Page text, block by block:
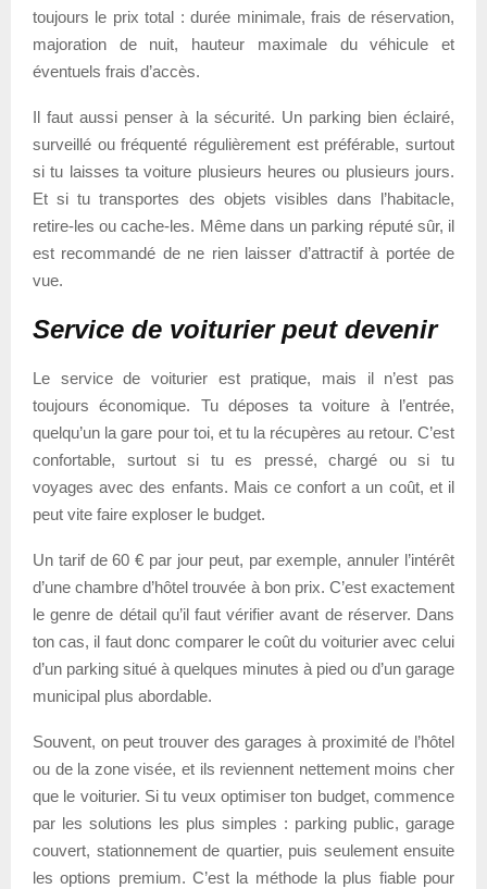
toujours le prix total : durée minimale, frais de réservation,
majoration de nuit, hauteur maximale du véhicule et
éventuels frais d’accès.
Il faut aussi penser à la sécurité. Un parking bien éclairé,
surveillé ou fréquenté régulièrement est préférable, surtout
si tu laisses ta voiture plusieurs heures ou plusieurs jours.
Et si tu transportes des objets visibles dans l’habitacle,
retire-les ou cache-les. Même dans un parking réputé sûr, il
est recommandé de ne rien laisser d’attractif à portée de
vue.
Service de voiturier peut devenir
Le service de voiturier est pratique, mais il n’est pas
toujours économique. Tu déposes ta voiture à l’entrée,
quelqu’un la gare pour toi, et tu la récupères au retour. C’est
confortable, surtout si tu es pressé, chargé ou si tu
voyages avec des enfants. Mais ce confort a un coût, et il
peut vite faire exploser le budget.
Un tarif de 60 € par jour peut, par exemple, annuler l’intérêt
d’une chambre d’hôtel trouvée à bon prix. C’est exactement
le genre de détail qu’il faut vérifier avant de réserver. Dans
ton cas, il faut donc comparer le coût du voiturier avec celui
d’un parking situé à quelques minutes à pied ou d’un garage
municipal plus abordable.
Souvent, on peut trouver des garages à proximité de l’hôtel
ou de la zone visée, et ils reviennent nettement moins cher
que le voiturier. Si tu veux optimiser ton budget, commence
par les solutions les plus simples : parking public, garage
couvert, stationnement de quartier, puis seulement ensuite
les options premium. C’est la méthode la plus fiable pour